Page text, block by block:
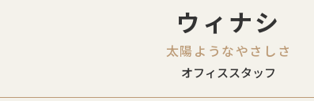
ウィナシ
太陽ようなやさしさ
オフィススタッフ